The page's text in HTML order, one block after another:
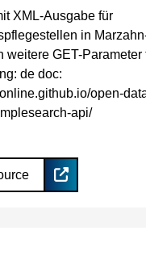
XML-Ausgabe für
in
weitere GET-
de doc:
open-
api/